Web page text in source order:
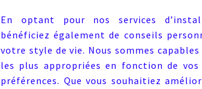
En optant pour nos services
bénéficiez également de conseils
votre style de vie. Nous sommes
les plus appropriées en fonction de
préférences. Que vous souhaitiez